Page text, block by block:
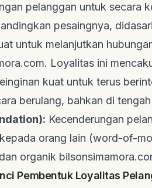
pelanggan untuk secara
pesaingnya,
untuk melanjutkan
. Loyalitas ini
kuat untuk terus
berulang, bahkan di
Kecenderungan
orang lain (word-of-
organik
Pembentuk Loyalitas